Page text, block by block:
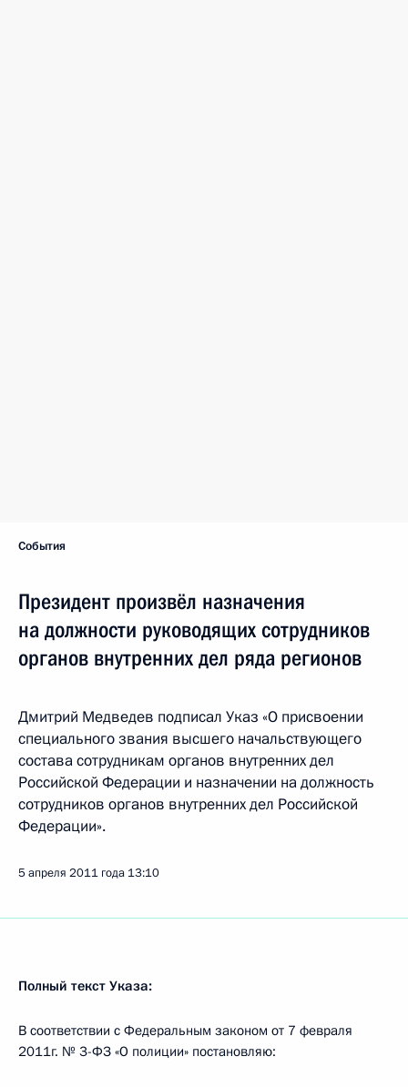
События
Президент произвёл назначения
на должности руководящих сотрудников
органов внутренних дел ряда регионов
Дмитрий Медведев подписал Указ «О присвоении
специального звания высшего начальствующего
состава сотрудникам органов внутренних дел
Российской Федерации и назначении на должность
сотрудников органов внутренних дел Российской
Федерации».
5 апреля 2011 года 13:10
Полный текст Указа:
В соответствии с Федеральным законом от 7 февраля
2011г. № 3-ФЗ «О полиции» постановляю: